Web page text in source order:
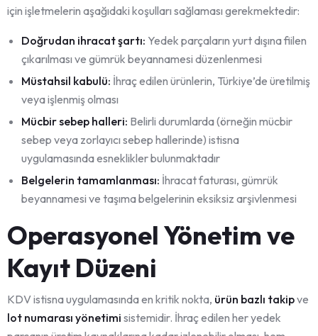
için işletmelerin aşağıdaki koşulları sağlaması gerekmektedir:
Doğrudan ihracat şartı: Yedek parçaların yurt dışına fiilen
çıkarılması ve gümrük beyannamesi düzenlenmesi
Müstahsil kabulü: İhraç edilen ürünlerin, Türkiye’de üretilmiş
veya işlenmiş olması
Mücbir sebep halleri: Belirli durumlarda (örneğin mücbir
sebep veya zorlayıcı sebep hallerinde) istisna
uygulamasında esneklikler bulunmaktadır
Belgelerin tamamlanması: İhracat faturası, gümrük
beyannamesi ve taşıma belgelerinin eksiksiz arşivlenmesi
Operasyonel Yönetim ve
Kayıt Düzeni
KDV istisna uygulamasında en kritik nokta, ürün bazlı takipve
lot numarası yönetimi sistemidir. İhraç edilen her yedek